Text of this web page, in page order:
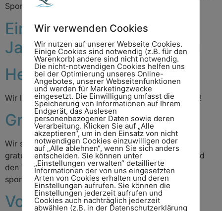
Sponsoren, die Politik und Verwaltung sowie […]
Einladung zur
Jahreshauptversammlung
Heseper Sommerfest
Wir laden herzlich zum diesjährigen Sommerfest ein!
Gratulation!
Wir sind stolz, die Klasse erhalten zu haben und
gratulieren dem gesamten Team des Heseper SV und
den Trainern zur Leistung. Wir freuen uns auf die
sportliche neue Saison!
Vorwärts-JLZ kooperiert
Wir verwenden Cookies
Wir nutzen auf unserer Webseite Cookies.
Einige Cookies sind notwendig (z.B. für den
Warenkorb) andere sind nicht notwendig.
Die nicht-notwendigen Cookies helfen uns
bei der Optimierung unseres Online-
Angebotes, unserer Webseitenfunktionen
und werden für Marketingzwecke
eingesetzt. Die Einwilligung umfasst die
Speicherung von Informationen auf Ihrem
Endgerät, das Auslesen
personenbezogener Daten sowie deren
Verarbeitung. Klicken Sie auf „Alle
akzeptieren“, um in den Einsatz von nicht
notwendigen Cookies einzuwilligen oder
auf „Alle ablehnen“, wenn Sie sich anders
entscheiden. Sie können unter
„Einstellungen verwalten“ detaillierte
Informationen der von uns eingesetzten
Arten von Cookies erhalten und deren
Einstellungen aufrufen. Sie können die
Einstellungen jederzeit aufrufen und
Cookies auch nachträglich jederzeit
abwählen (z.B. in der Datenschutzerklärung